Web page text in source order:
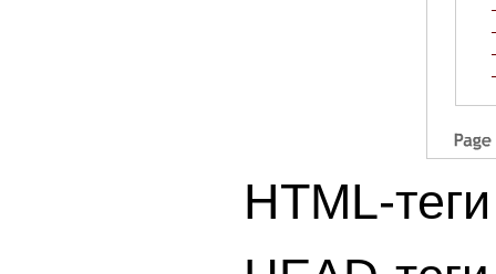
HTML-теги